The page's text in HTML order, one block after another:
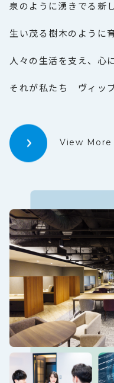
泉のように湧きでる新
生い茂る樹木のように
人々の生活を支え、心
それが私たち ヴィッ
View More